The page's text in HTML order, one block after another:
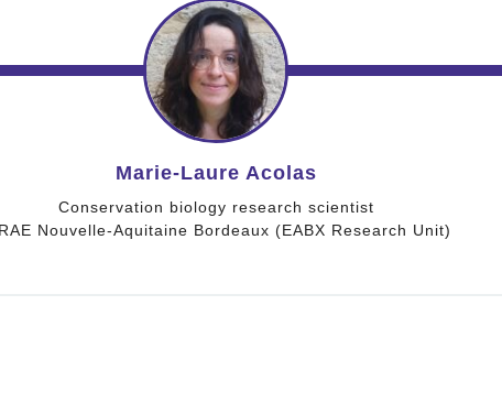
Charif Bouchemat
Project Manager
PREMC